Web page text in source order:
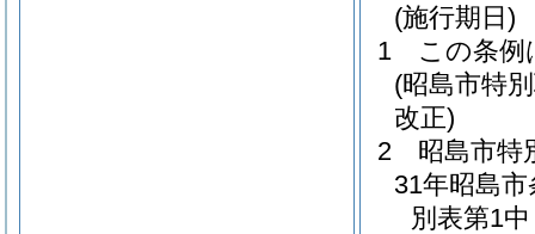
(施行期日)
1
この条例
(昭島市特
改正)
2
昭島市特
31年昭島
別表第1